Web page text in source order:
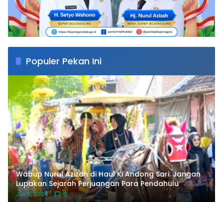
Populer Pekan Ini
Wabup Nurul Azizah di Haul Ki Andong Sari: Jangan
Lupakan Sejarah Perjuangan Para Pendahulu
Juli 6, 2026 0